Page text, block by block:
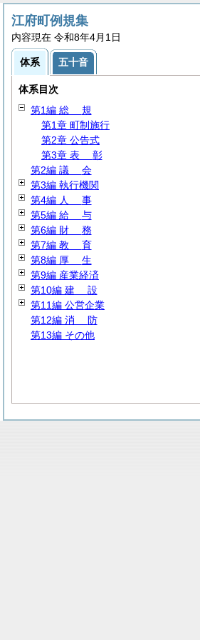
江府町例規集
内容現在 令和8年4月1日
体系 五十音
体系目次
第1編 総 規
第1章 町制施行
第2章 公告式
第3章 表 彰
第2編 議 会
第3編 執行機関
第4編 人 事
第5編 給 与
第6編 財 務
第7編 教 育
第8編 厚 生
第9編 産業経済
第10編 建 設
第11編 公営企業
第12編 消 防
第13編 その他